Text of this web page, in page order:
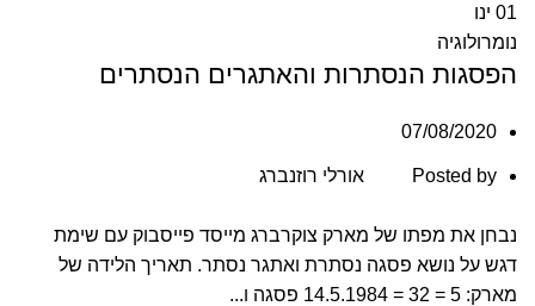
01 ינו
נומרולוגיה
הפסגות הנסתרות והאתגרים הנסתרים
07/08/2020
Posted by אורלי רוזנברג
נבחן את מפתו של מארק צוקרברג מייסד פייסבוק עם שימת
דגש על נושא פסגה נסתרת ואתגר נסתר. תאריך הלידה של
מארק: 5 = 32 = 14.5.1984 פסגה ו...